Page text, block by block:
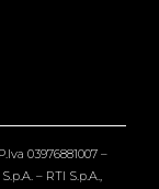
03976881007 –
– RTI S.p.A.,